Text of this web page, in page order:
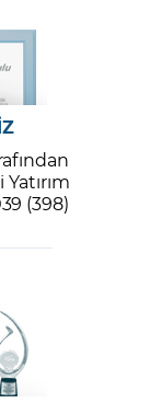
(398)